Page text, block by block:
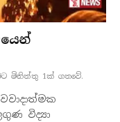
මිනිත්තු 1ක් ගතවේ.
විද්‍යා